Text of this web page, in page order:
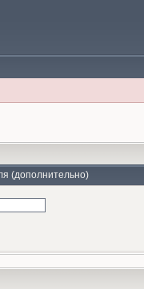
(дополнительно)